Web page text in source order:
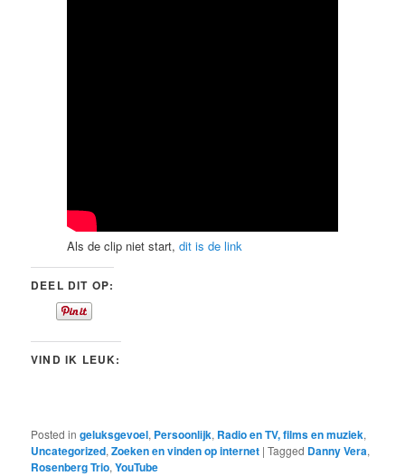
Als de clip niet start,dit is de link
DEEL DIT OP:
VIND IK LEUK:
Posted in geluksgevoel, Persoonlijk, Radio en TV, films en muziek,
Uncategorized,Zoeken en vinden op internet |Tagged Danny Vera,
Rosenberg Trio,YouTube